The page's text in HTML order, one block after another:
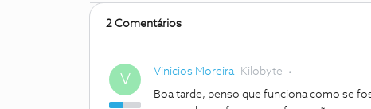
2 Comentários
V Vinicios Moreira Kilobyte
Boa tarde, penso que funciona como se